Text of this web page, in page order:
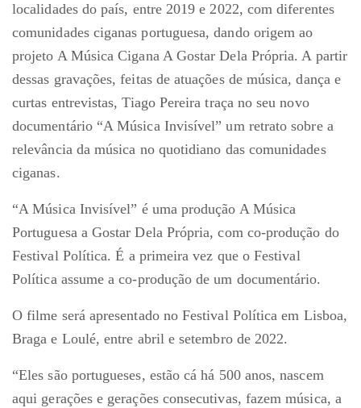
localidades do país, entre 2019 e 2022, com diferentes
comunidades ciganas portuguesa, dando origem ao
projeto A Música Cigana A Gostar Dela Própria. A partir
dessas gravações, feitas de atuações de música, dança e
curtas entrevistas, Tiago Pereira traça no seu novo
documentário “A Música Invisível” um retrato sobre a
relevância da música no quotidiano das comunidades
ciganas.
“A Música Invisível” é uma produção A Música
Portuguesa a Gostar Dela Própria, com co-produção do
Festival Política. É a primeira vez que o Festival
Política assume a co-produção de um documentário.
O filme será apresentado no Festival Política em Lisboa,
Braga e Loulé, entre abril e setembro de 2022.
“Eles são portugueses, estão cá há 500 anos, nascem
aqui gerações e gerações consecutivas, fazem música, a